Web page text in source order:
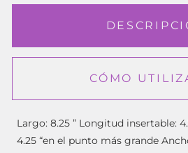
CÓMO
Largo: 8.25 ” Longitud insertable:
4.25 “en el punto más grande